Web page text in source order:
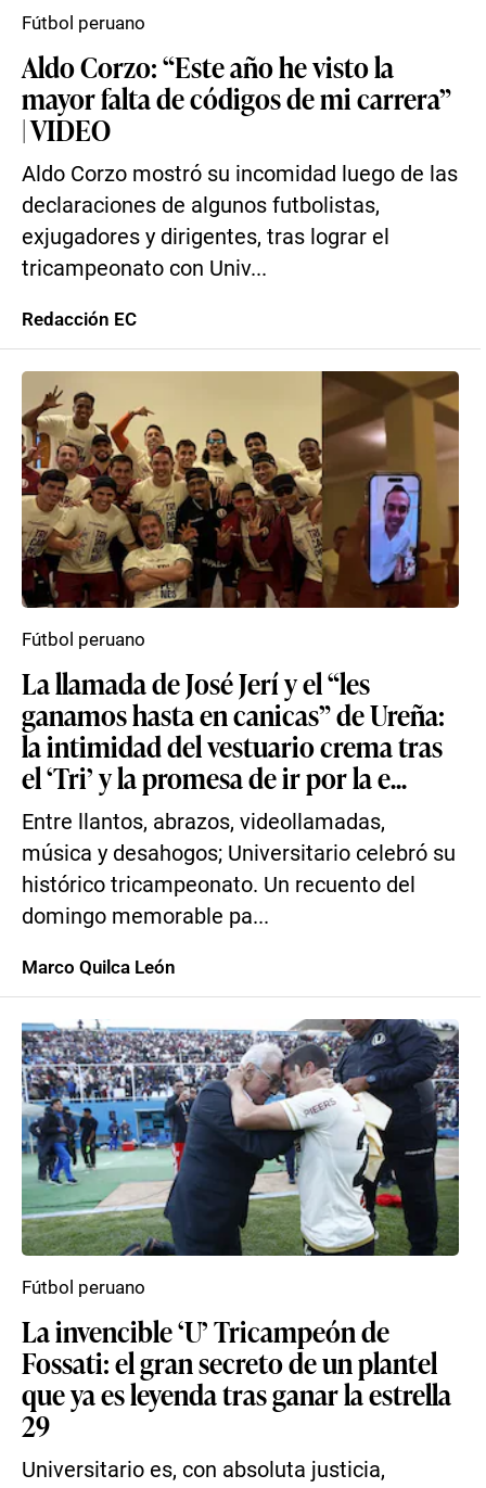
Aldo Corzo: “Este año he visto la
mayor falta de códigos de mi carrera”
| VIDEO
Aldo Corzo mostró su incomidad luego de las
declaraciones de algunos futbolistas,
exjugadores y dirigentes, tras lograr el
tricampeonato con Univ...
Fútbol peruano
Redacción EC
La llamada de José Jerí y el “les
ganamos hasta en canicas” de Ureña:
la intimidad del vestuario crema tras
el ‘Tri’ y la promesa de ir por la e...
Entre llantos, abrazos, videollamadas,
música y desahogos; Universitario celebró su
histórico tricampeonato. Un recuento del
domingo memorable pa...
Fútbol peruano
Marco Quilca León
La invencible ‘U’ Tricampeón de
Fossati: el gran secreto de un plantel
que ya es leyenda tras ganar la estrella
29
Universitario es, con absoluta justicia,
Fútbol peruano